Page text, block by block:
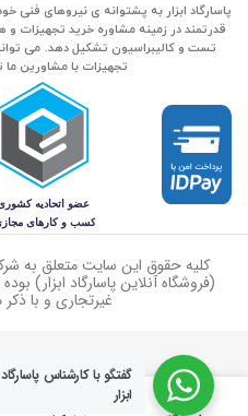
پاسارگاد ابزار به پشتوانه ی نیروهای
قدرتمند در زمینه مشاوره خرید تجهیزات و
تست و کالیبراسیون تشکیل دهد. می
تجهیزات با مشاورین ما
کلیه حقوق این سایت متعلق به
(فروشگاه آنلاین پاسارگاد ابزار)
غیرتجاری و با
گیج فشار عقربه ای Nuovafima 60 PSI
گفتگو با کارشناس پاسارگاد
ابزار